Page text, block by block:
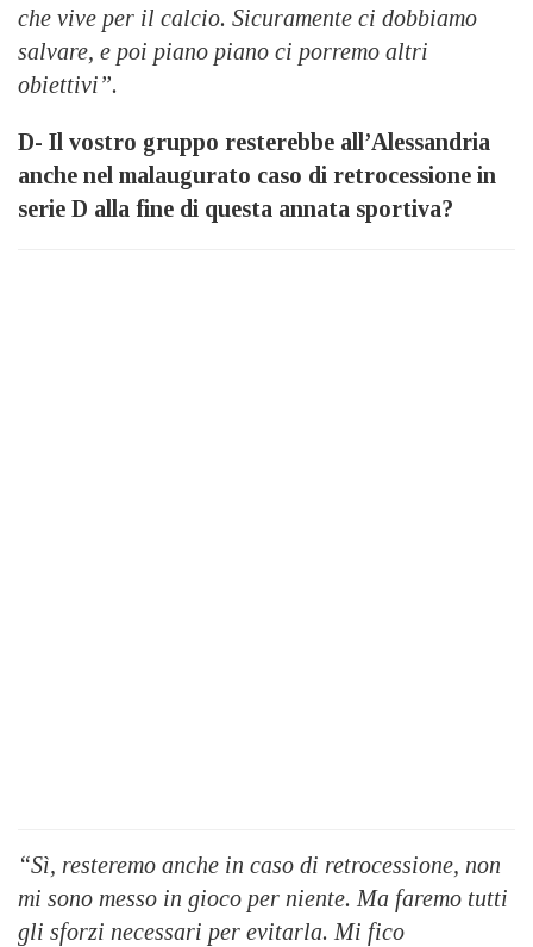
che vive per il calcio. Sicuramente ci dobbiamo
salvare, e poi piano piano ci porremo altri
obiettivi”.
D- Il vostro gruppo resterebbe all’Alessandria
anche nel malaugurato caso di retrocessione in
serie D alla fine di questa annata sportiva?
“Sì, resteremo anche in caso di retrocessione, non
mi sono messo in gioco per niente. Ma faremo tutti
gli sforzi necessari per evitarla. Mi fico